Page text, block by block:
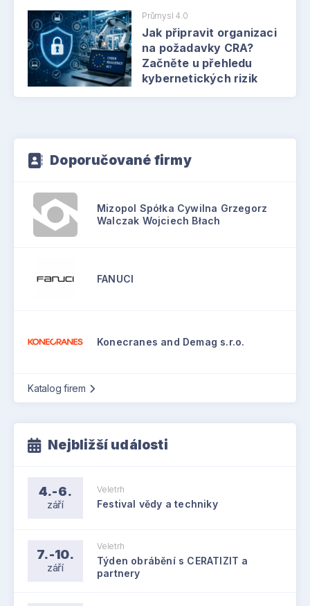
Průmysl 4.0
Jak připravit organizaci
na požadavky CRA?
Začněte u přehledu
kybernetických rizik
Doporučované firmy
Mizopol Spółka Cywilna Grzegorz
Walczak Wojciech Błach
FANUCI
Konecranes and Demag s.r.o.
Katalog firem
Nejbližší události
4.-6.
září
Veletrh
Festival vědy a techniky
7.-10.
září
Veletrh
Týden obrábění s CERATIZIT a
partnery